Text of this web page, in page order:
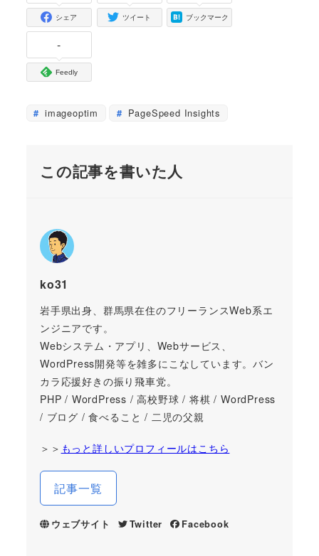
シェア ツイート ブックマーク
-
Feedly
imageoptim PageSpeed Insights
この記事を書いた人
ko31
岩手県出身、群馬県在住のフリーランスWeb系エ
ンジニアです。
Webシステム・アプリ、Webサービス、
WordPress開発等を雑多にこなしています。バン
カラ応援好きの振り飛車党。
PHP / WordPress / 高校野球 / 将棋 / WordPress
/ ブログ / 食べること / 二児の父親
＞＞ もっと詳しいプロフィールはこちら
記事一覧
ウェブサイト Twitter Facebook